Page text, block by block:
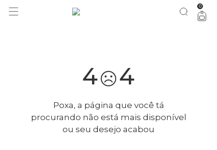
você merece 30% OFF pra comemorar com a gente aproveita! 0
4 4
Poxa, a página que você tá
procurando não está mais disponível
ou seu desejo acabou